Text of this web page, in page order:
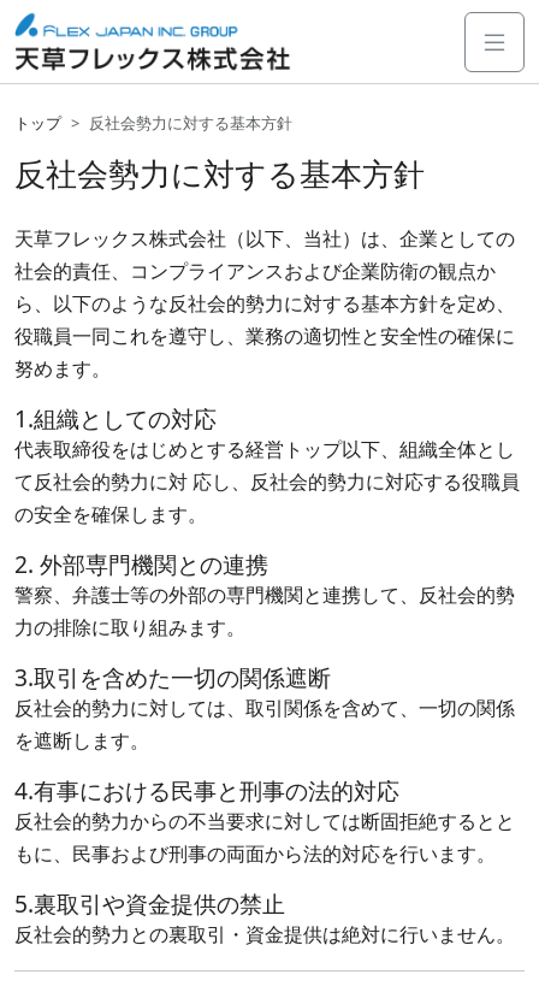
トップ 反社会勢力に対する基本方針
反社会勢力に対する基本方針
天草フレックス株式会社（以下、当社）は、企業としての
社会的責任、コンプライアンスおよび企業防衛の観点か
ら、以下のような反社会的勢力に対する基本方針を定め、
役職員一同これを遵守し、業務の適切性と安全性の確保に
努めます。
1.組織としての対応
代表取締役をはじめとする経営トップ以下、組織全体とし
て反社会的勢力に対 応し、反社会的勢力に対応する役職員
の安全を確保します。
2. 外部専門機関との連携
警察、弁護士等の外部の専門機関と連携して、反社会的勢
力の排除に取り組みます。
3.取引を含めた一切の関係遮断
反社会的勢力に対しては、取引関係を含めて、一切の関係
を遮断します。
4.有事における民事と刑事の法的対応
反社会的勢力からの不当要求に対しては断固拒絶するとと
もに、民事および刑事の両面から法的対応を行います。
5.裏取引や資金提供の禁止
反社会的勢力との裏取引・資金提供は絶対に行いません。